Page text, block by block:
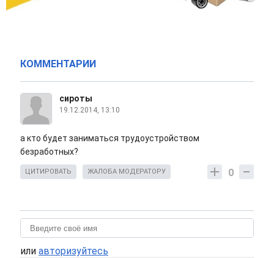
КОММЕНТАРИИ
сироты
19.12.2014, 13:10
а кто будет заниматься трудоустройством
безработных?
0
ЦИТИРОВАТЬ ЖАЛОБА МОДЕРАТОРУ
или авторизуйтесь